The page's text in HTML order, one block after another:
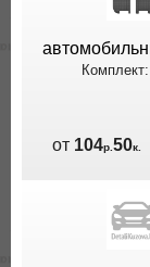
от 104р. 50к.